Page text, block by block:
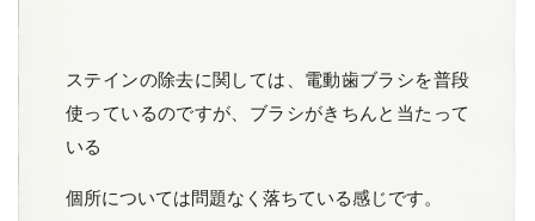
ステインの除去に関しては、電動歯ブラシを普段
使っているのですが、ブラシがきちんと当たって
いる
個所については問題なく落ちている感じです。